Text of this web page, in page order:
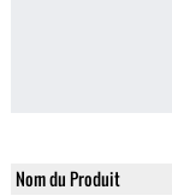
Nom du Produit